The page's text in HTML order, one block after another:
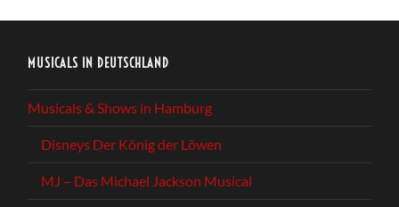
MUSICALS IN DEUTSCHLAND
Musicals & Shows in Hamburg
Disneys Der König der Löwen
MJ – Das Michael Jackson Musical